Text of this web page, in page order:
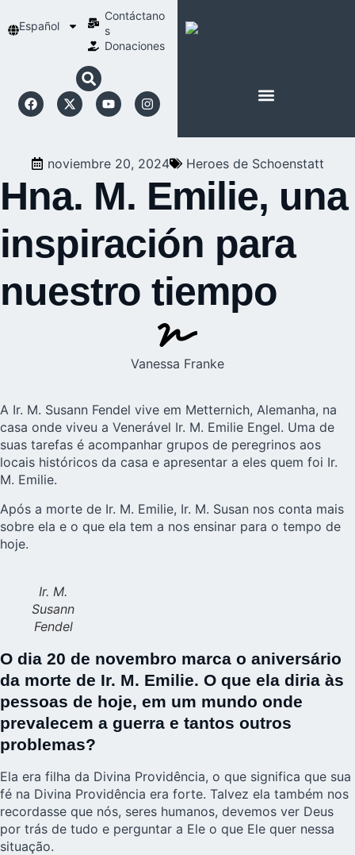
Español
Contáctano
s
Donaciones
noviembre 20, 2024 Heroes de Schoenstatt
Hna. M. Emilie, una
inspiración para
nuestro tiempo
Vanessa Franke
A Ir. M. Susann Fendel vive em Metternich, Alemanha, na
casa onde viveu a Venerável Ir. M. Emilie Engel. Uma de
suas tarefas é acompanhar grupos de peregrinos aos
locais históricos da casa e apresentar a eles quem foi Ir.
M. Emilie.
Após a morte de Ir. M. Emilie, Ir. M. Susan nos conta mais
sobre ela e o que ela tem a nos ensinar para o tempo de
hoje.
Ir. M.
Susann
Fendel
O dia 20 de novembro marca o aniversário
da morte de Ir. M. Emilie. O que ela diria às
pessoas de hoje, em um mundo onde
prevalecem a guerra e tantos outros
problemas?
Ela era filha da Divina Providência, o que significa que sua
fé na Divina Providência era forte. Talvez ela também nos
recordasse que nós, seres humanos, devemos ver Deus
por trás de tudo e perguntar a Ele o que Ele quer nessa
situação.